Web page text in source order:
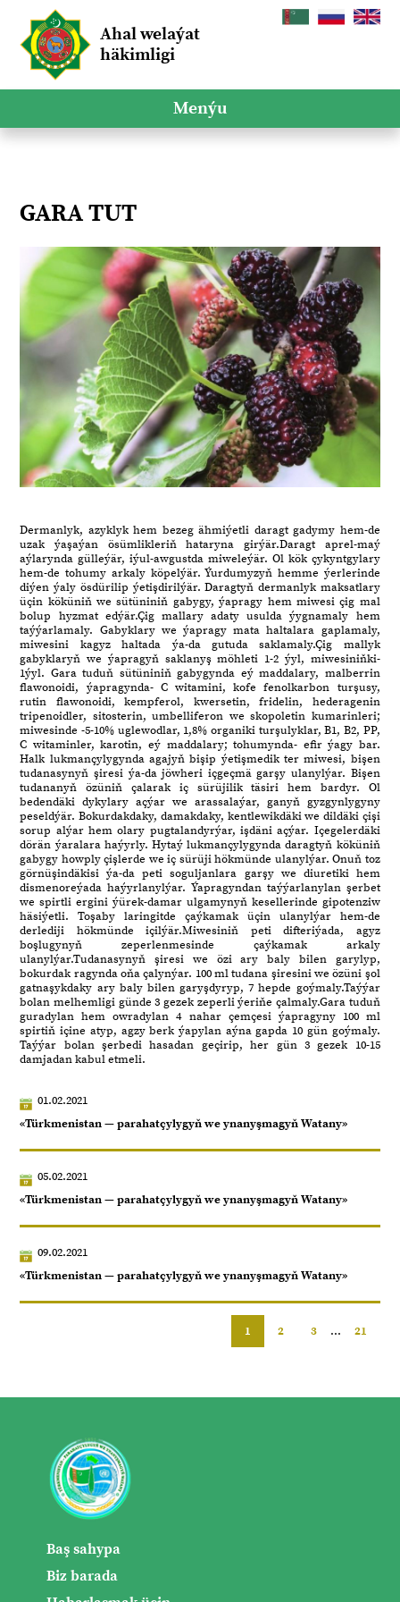
Ahal welaýat
häkimligi
Menýu
GARA TUT
Dermanlyk, azyklyk hem bezeg ähmiýetli daragt gadymy hem-de
uzak ýaşaýan ösümlikleriň hataryna girýär.Daragt aprel-maý
aýlarynda gülleýär, iýul-awgustda miweleýär. Ol kök çykyntgylary
hem-de tohumy arkaly köpelýär. Ýurdumyzyň hemme ýerlerinde
diýen ýaly ösdürilip ýetişdirilýär. Daragtyň dermanlyk maksatlary
üçin köküniň we sütüniniň gabygy, ýapragy hem miwesi çig mal
bolup hyzmat edýär.Çig mallary adaty usulda ýygnamaly hem
taýýarlamaly. Gabyklary we ýapragy mata haltalara gaplamaly,
miwesini kagyz haltada ýa-da gutuda saklamaly.Çig mallyk
gabyklaryň we ýapragyň saklanyş möhleti 1-2 ýyl, miwesiniňki-
1ýyl. Gara tuduň sütüniniň gabygynda eý maddalary, malberrin
flawonoidi, ýapragynda- C witamini, kofe fenolkarbon turşusy,
rutin flawonoidi, kempferol, kwersetin, fridelin, hederagenin
tripenoidler, sitosterin, umbelliferon we skopoletin kumarinleri;
miwesinde -5-10% uglewodlar, 1,8% organiki turşulyklar, B1, B2, PP,
C witaminler, karotin, eý maddalary; tohumynda- efir ýagy bar.
Halk lukmançylygynda agajyň bişip ýetişmedik ter miwesi, bişen
tudanasynyň şiresi ýa-da jöwheri içgeçmä garşy ulanylýar. Bişen
tudananyň özüniň çalarak iç sürüjilik täsiri hem bardyr. Ol
bedendäki dykylary açýar we arassalaýar, ganyň gyzgynlygyny
peseldýär. Bokurdakdaky, damakdaky, kentlewikdäki we dildäki çişi
sorup alýar hem olary pugtalandyrýar, işdäni açýar. Içegelerdäki
dörän ýaralara haýyrly. Hytaý lukmançylygynda daragtyň köküniň
gabygy howply çişlerde we iç sürüji hökmünde ulanylýar. Onuň toz
görnüşindäkisi ýa-da peti soguljanlara garşy we diuretiki hem
dismenoreýada haýyrlanylýar. Ýapragyndan taýýarlanylan şerbet
we spirtli ergini ýürek-damar ulgamynyň kesellerinde gipotenziw
häsiýetli. Toşaby laringitde çaýkamak üçin ulanylýar hem-de
derlediji hökmünde içilýär.Miwesiniň peti difteriýada, agyz
boşlugynyň zeperlenmesinde çaýkamak arkaly
ulanylýar.Tudanasynyň şiresi we özi ary baly bilen garylyp,
bokurdak ragynda oňa çalynýar. 100 ml tudana şiresini we özüni şol
gatnaşykdaky ary baly bilen garyşdyryp, 7 hepde goýmaly.Taýýar
bolan melhemligi günde 3 gezek zeperli ýeriňe çalmaly.Gara tuduň
guradylan hem owradylan 4 nahar çemçesi ýapragyny 100 ml
spirtiň içine atyp, agzy berk ýapylan aýna gapda 10 gün goýmaly.
Taýýar bolan şerbedi hasadan geçirip, her gün 3 gezek 10-15
damjadan kabul etmeli.
01.02.2021
«Türkmenistan — parahatçylygyň we ynanyşmagyň Watany»
05.02.2021
«Türkmenistan — parahatçylygyň we ynanyşmagyň Watany»
09.02.2021
«Türkmenistan — parahatçylygyň we ynanyşmagyň Watany»
1 2 3 ... 21
Baş sahypa
Biz barada